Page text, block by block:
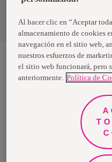
Nosotras, una marca de
mundo, utilizan nuestros
propósito es romper
consumidores, pacientes,
general. Vendemos en
principales marcas globales
como Actimove, Cutimed,
Lotus, Modibodi, Nosotras,
2024, Essity tuvo ventas de
Al hacer clic en “Aceptar
almacenamiento de cookies
navegación en el sitio web,
nuestros esfuerzos de
el sitio web funcionará, pero
anteriormente. Política de